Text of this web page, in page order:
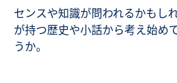
センスや知識が問われるかもし
が持つ歴史や小話から考え始め
うか。